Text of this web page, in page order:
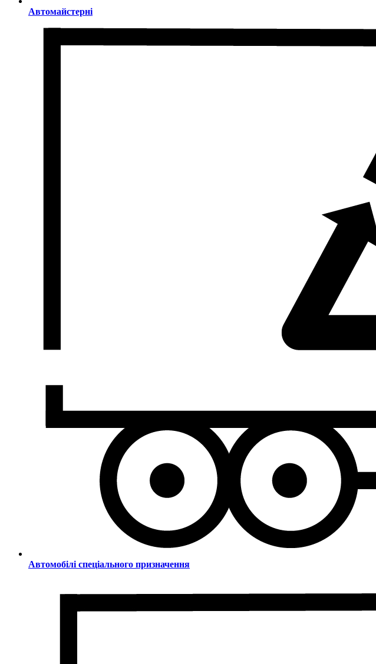
Автомайстерні
Автомобілі спеціального призначення